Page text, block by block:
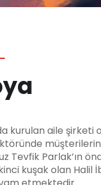
kurulan aile
Tevfik Parlak’ın
kuşak olan Halil